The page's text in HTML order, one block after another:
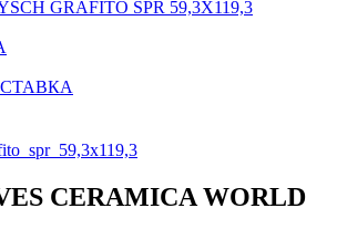
GRAFITO SPR 59,3X119,3
CERAMICA WORLD